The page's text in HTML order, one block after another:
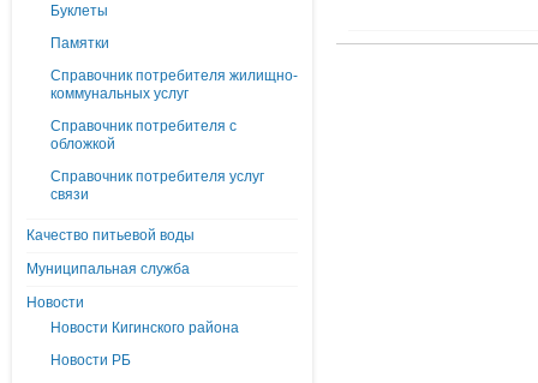
Буклеты
Памятки
Справочник потребителя жилищно-
коммунальных услуг
Справочник потребителя с
обложкой
Справочник потребителя услуг
связи
Качество питьевой воды
Муниципальная служба
Новости
Новости Кигинского района
Новости РБ